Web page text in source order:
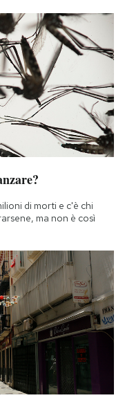
di morti e c'è chi
ma non è così